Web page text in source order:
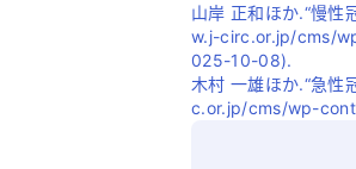
山岸 正和ほか.“慢性
w.j-circ.or.jp/cms/
025-10-08).
木村 一雄ほか.“急性
c.or.jp/cms/wp-